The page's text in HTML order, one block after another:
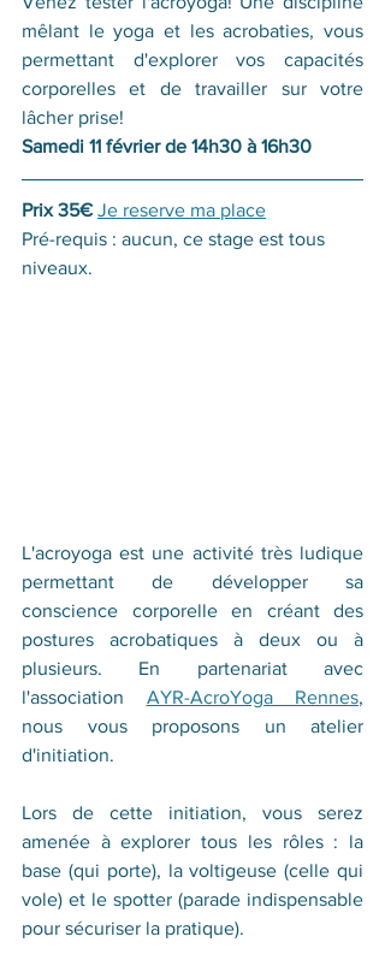
mêlant le yoga et les acrobaties, vous
permettant d'explorer vos capacités
corporelles et de travailler sur votre
lâcher prise!
Samedi 11 février de 14h30 à 16h30
Prix 35€ Je reserve ma place
Pré-requis : aucun, ce stage est tous
niveaux.
L'acroyoga est une activité très ludique
permettant de développer sa
conscience corporelle en créant des
postures acrobatiques à deux ou à
plusieurs. En partenariat avec
l'association AYR-AcroYoga Rennes,
nous vous proposons un atelier
d'initiation.
Lors de cette initiation, vous serez
amenée à explorer tous les rôles : la
base (qui porte), la voltigeuse (celle qui
vole) et le spotter (parade indispensable
pour sécuriser la pratique).